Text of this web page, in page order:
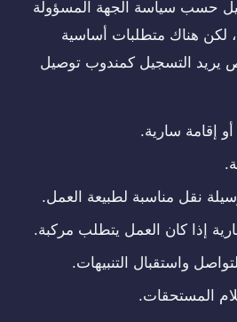
حسب سياسة الجهة المسؤولة
لكن هناك متطلبات أساسية
يريد التسجيل كمندوب توصيل
إقامة سارية.
نقل مناسبة لطبيعة العمل.
إذا كان العمل يتطلب مركبة.
واستقبال التنبيهات.
المستحقات.